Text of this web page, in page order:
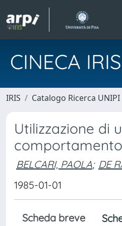
CINECA IRIS
IRIS Catalogo Ricerca UNIPI
Utilizzazione di
BELCARI, PAOLA; DE
1985-01-01
Scheda breve